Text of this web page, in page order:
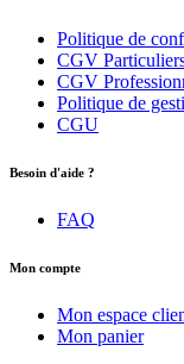
Politique de
CGV
CGV
Politique de
CGU
Besoin d'aide ?
FAQ
Mon compte
Mon espace
Mon panier